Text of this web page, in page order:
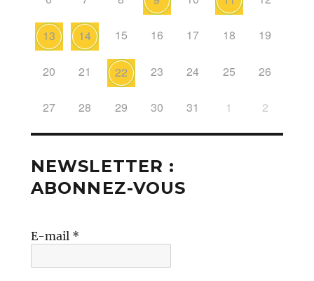
13 14 15 16 17 18 19
20 21 22 23 24 25 26
27 28 29 30 31 1 2
NEWSLETTER :
ABONNEZ-VOUS
E-mail *